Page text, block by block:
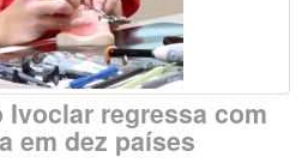
Ivoclar regressa com
em dez países